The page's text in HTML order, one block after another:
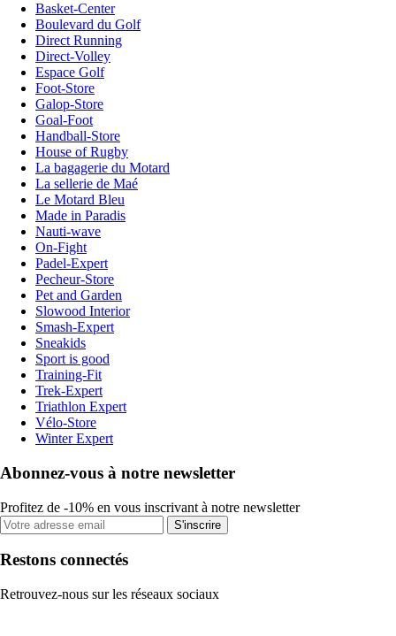
Basket-Center
Boulevard du Golf
Direct Running
Direct-Volley
Espace Golf
Foot-Store
Galop-Store
Goal-Foot
Handball-Store
House of Rugby
La bagagerie du Motard
La sellerie de Maé
Le Motard Bleu
Made in Paradis
Nauti-wave
On-Fight
Padel-Expert
Pecheur-Store
Pet and Garden
Slowood Interior
Smash-Expert
Sneakids
Sport is good
Training-Fit
Trek-Expert
Triathlon Expert
Vélo-Store
Winter Expert
Abonnez-vous à notre newsletter
Profitez de -10% en vous inscrivant à notre newsletter
S'inscrire
Restons connectés
Retrouvez-nous sur les réseaux sociaux